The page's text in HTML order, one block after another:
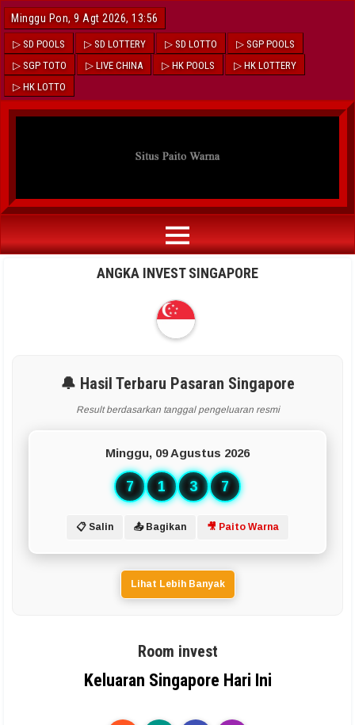
Minggu Pon, 9 Agt 2026, 13:56
▷ SD POOLS ▷ SD LOTTERY ▷ SD LOTTO
▷ SGP POOLS
▷ SGP TOTO
▷ LIVE CHINA ▷ HK POOLS
▷ HK LOTTERY
▷ HK LOTTO
ANGKA INVEST SINGAPORE
🔔 Hasil Terbaru Pasaran Singapore
Result berdasarkan tanggal pengeluaran resmi
Minggu, 09 Agustus 2026
7 1 3 7
📋 Salin 📤 Bagikan 🎥 Paito Warna
Lihat Lebih Banyak
Room invest
Keluaran Singapore Hari Ini